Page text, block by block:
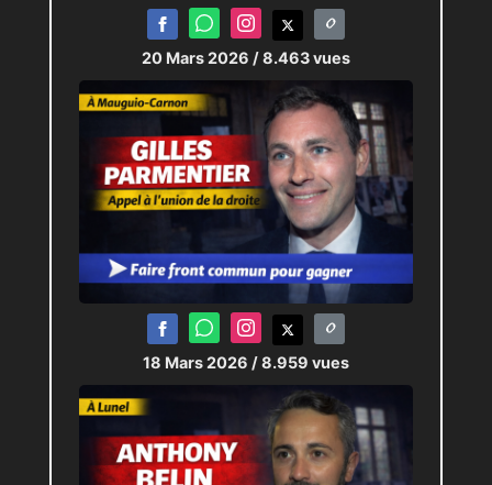
20 Mars 2026 / 8.463 vues
18 Mars 2026 / 8.959 vues